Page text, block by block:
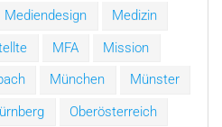
Mediendesign
Medizin
MFA
Mission
München
Münster
Oberösterreich